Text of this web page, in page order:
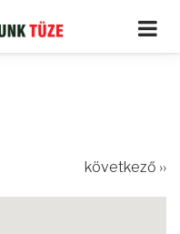
következő ››